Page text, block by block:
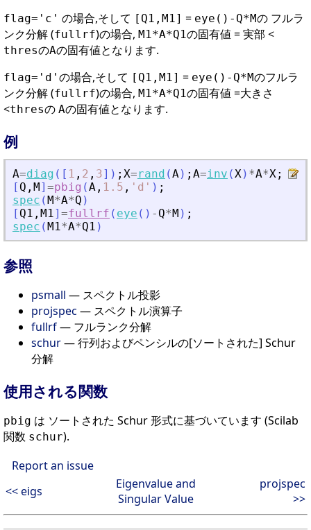
flag='c' の場合,そして [Q1,M1] = eye()-Q*Mの フルラ
ンク分解 (fullrf)の場合, M1*A*Q1の固有値 = 実部 <
thresのAの固有値となります.
flag='d' の場合,そして [Q1,M1] = eye()-Q*Mのフルラ
ンク分解 (fullrf)の場合, M1*A*Q1の固有値 =大きさ
<thresの Aの固有値となります.
例
A=diag ( [ 1 , 2 , 3] ) ; X=rand (A) ; A=inv (X) *A*X;
[ Q , M] =pbig (A , 1.5 , ' d ' ) ;
spec (M*A*Q )
[ Q1 , M1] =fullrf ( eye ( ) - Q*M ) ;
spec (M1*A*Q1 )
参照
psmall — スペクトル投影
projspec — スペクトル演算子
fullrf— フルランク分解
schur— 行列およびペンシルの[ソートされた] Schur
分解
使用される関数
pbig は ソートされた Schur 形式に基づいています (Scilab
関数 schur).
Report an issue
<< eigs
Eigenvalue and
Singular Value
projspec
>>